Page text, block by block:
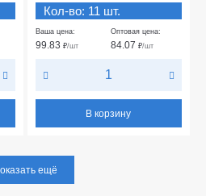
Кол-во: 11 шт.
Ваша цена:
99.83 ₽/шт
Оптовая цена:
84.07 ₽/шт
В корзину
ещё